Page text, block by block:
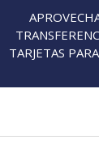
TARJETAS